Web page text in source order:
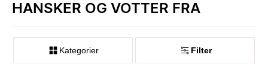
HANSKER OG VOTTER FRA
Kategorier Filter